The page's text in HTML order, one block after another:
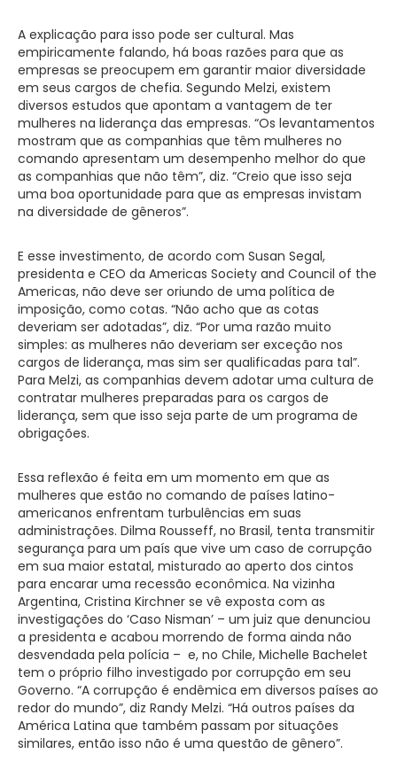
A explicação para isso pode ser cultural. Mas
empiricamente falando, há boas razões para que as
empresas se preocupem em garantir maior diversidade
em seus cargos de chefia. Segundo Melzi, existem
diversos estudos que apontam a vantagem de ter
mulheres na liderança das empresas. “Os levantamentos
mostram que as companhias que têm mulheres no
comando apresentam um desempenho melhor do que
as companhias que não têm”, diz. “Creio que isso seja
uma boa oportunidade para que as empresas invistam
na diversidade de gêneros”.
E esse investimento, de acordo com Susan Segal,
presidenta e CEO da Americas Society and Council of the
Americas, não deve ser oriundo de uma política de
imposição, como cotas. “Não acho que as cotas
deveriam ser adotadas”, diz. “Por uma razão muito
simples: as mulheres não deveriam ser exceção nos
cargos de liderança, mas sim ser qualificadas para tal”.
Para Melzi, as companhias devem adotar uma cultura de
contratar mulheres preparadas para os cargos de
liderança, sem que isso seja parte de um programa de
obrigações.
Essa reflexão é feita em um momento em que as
mulheres que estão no comando de países latino-
americanos enfrentam turbulências em suas
administrações. Dilma Rousseff, no Brasil, tenta transmitir
segurança para um país que vive um caso de corrupção
em sua maior estatal, misturado ao aperto dos cintos
para encarar uma recessão econômica. Na vizinha
Argentina, Cristina Kirchner se vê exposta com as
investigações do ‘Caso Nisman’ – um juiz que denunciou
a presidenta e acabou morrendo de forma ainda não
desvendada pela polícia – e, no Chile, Michelle Bachelet
tem o próprio filho investigado por corrupção em seu
Governo. “A corrupção é endêmica em diversos países ao
redor do mundo”, diz Randy Melzi. “Há outros países da
América Latina que também passam por situações
similares, então isso não é uma questão de gênero”.